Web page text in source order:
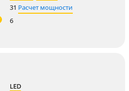
31 Расчет мощности
6
LED